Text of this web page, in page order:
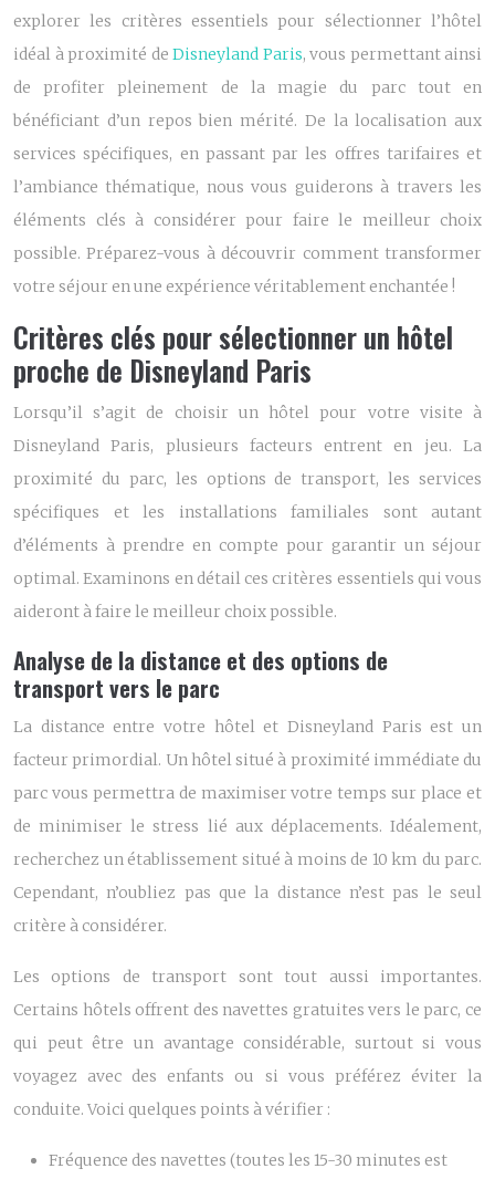
explorer les critères essentiels pour sélectionner l’hôtel
idéal à proximité de Disneyland Paris, vous permettant ainsi
de profiter pleinement de la magie du parc tout en
bénéficiant d’un repos bien mérité. De la localisation aux
services spécifiques, en passant par les offres tarifaires et
l’ambiance thématique, nous vous guiderons à travers les
éléments clés à considérer pour faire le meilleur choix
possible. Préparez-vous à découvrir comment transformer
votre séjour en une expérience véritablement enchantée !
Critères clés pour sélectionner un hôtel
proche de Disneyland Paris
Lorsqu’il s’agit de choisir un hôtel pour votre visite à
Disneyland Paris, plusieurs facteurs entrent en jeu. La
proximité du parc, les options de transport, les services
spécifiques et les installations familiales sont autant
d’éléments à prendre en compte pour garantir un séjour
optimal. Examinons en détail ces critères essentiels qui vous
aideront à faire le meilleur choix possible.
Analyse de la distance et des options de
transport vers le parc
La distance entre votre hôtel et Disneyland Paris est un
facteur primordial. Un hôtel situé à proximité immédiate du
parc vous permettra de maximiser votre temps sur place et
de minimiser le stress lié aux déplacements. Idéalement,
recherchez un établissement situé à moins de 10 km du parc.
Cependant, n’oubliez pas que la distance n’est pas le seul
critère à considérer.
Les options de transport sont tout aussi importantes.
Certains hôtels offrent des navettes gratuites vers le parc, ce
qui peut être un avantage considérable, surtout si vous
voyagez avec des enfants ou si vous préférez éviter la
conduite. Voici quelques points à vérifier :
Fréquence des navettes (toutes les 15-30 minutes est